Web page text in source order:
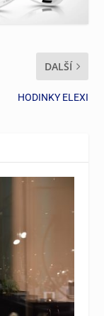
DALŠÍ
HODINKY ELEXI